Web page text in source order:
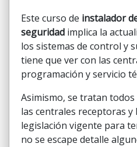
Este curso de instalador
seguridad implica la
los sistemas de control y
tiene que ver con las
programación y servicio
Asimismo, se tratan
las centrales receptoras y
legislación vigente para
no se escape detalle